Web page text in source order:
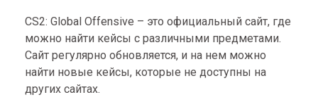
CS2: Global Offensive – это официальный сайт, где
можно найти кейсы с различными предметами.
Сайт регулярно обновляется, и на нем можно
найти новые кейсы, которые не доступны на
других сайтах.